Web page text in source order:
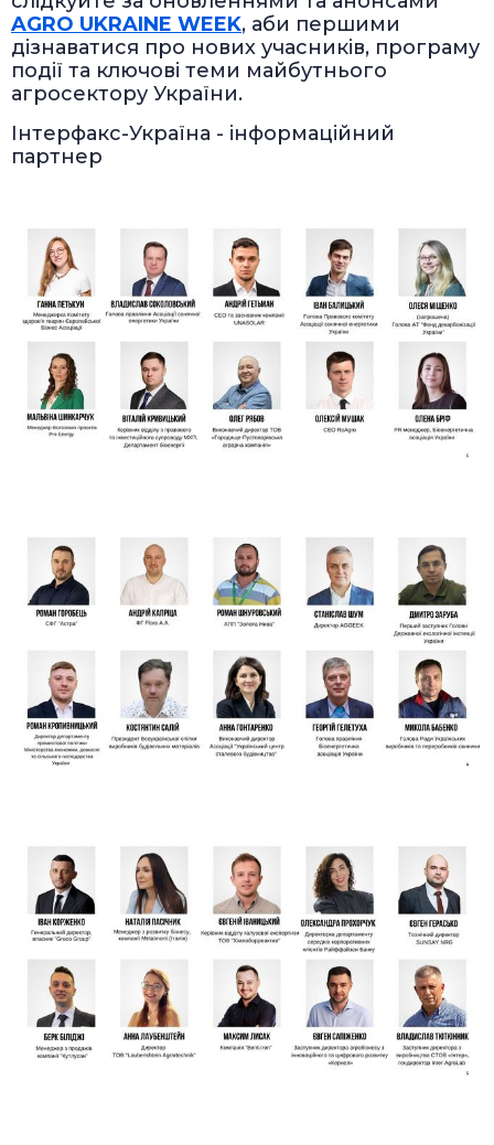
AGRO UKRAINE WEEK, аби першими
дізнаватися про нових учасників, програму
події та ключові теми майбутнього
агросектору України.
Інтерфакс-Україна - інформаційний
партнер